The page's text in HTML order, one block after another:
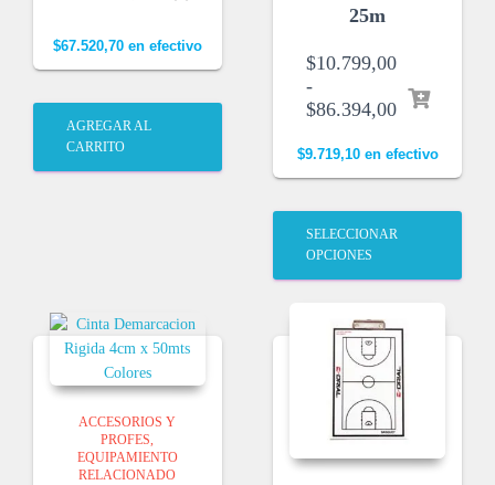
$67.520,70en efectivo
AGREGAR AL
CARRITO
25m
$10.799,00
-
$86.394,00
$9.719,10en efectivo
SELECCIONAR
OPCIONES
ACCESORIOS Y
PROFES
EQUIPAMIENTO
RELACIONADO